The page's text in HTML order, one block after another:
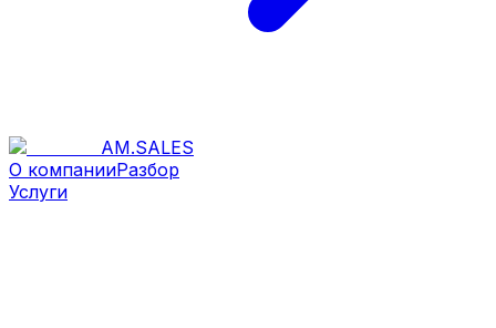
AM.SALES
О компанииРазбор
Услуги